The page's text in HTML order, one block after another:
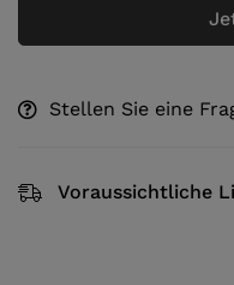
Stellen Sie eine
Voraussichtliche